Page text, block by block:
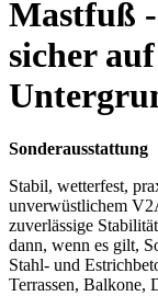
Mastfuß
sicher
Sonderausstattung
Stabil, wetterfest,
unverwüstlichem
zuverlässige
dann, wenn es gilt,
Stahl- und
Terrassen, Balkone,